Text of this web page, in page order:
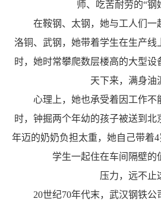
师、吃苦耐劳的“钢
在鞍钢、太钢，她与工人们一
洛铜、武钢，她带着学生在生产线
时，她时常攀爬数层楼高的大型
天下来，满身油
心理上，她也承受着因工作不
时，钟掘两个年幼的孩子被送到北
年迈的奶奶负担太重，她自己带着
学生一起住在车间隔壁的
压力，远不止
20世纪70年代末，武汉钢铁公